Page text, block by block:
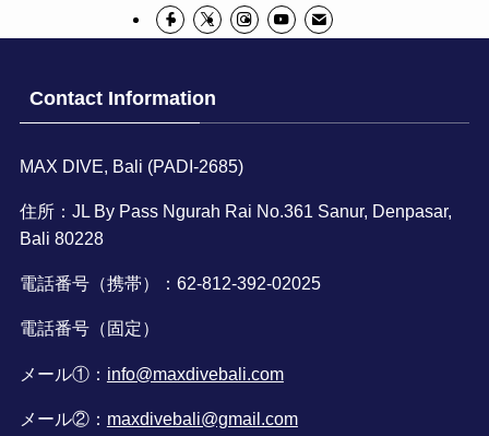
Contact Information
MAX DIVE, Bali (PADI-2685)
住所：JL By Pass Ngurah Rai No.361 Sanur, Denpasar,
Bali 80228
電話番号（携帯）：62-812-392-02025
電話番号（固定）
メール①： info@maxdivebali.com
メール②： maxdivebali@gmail.com